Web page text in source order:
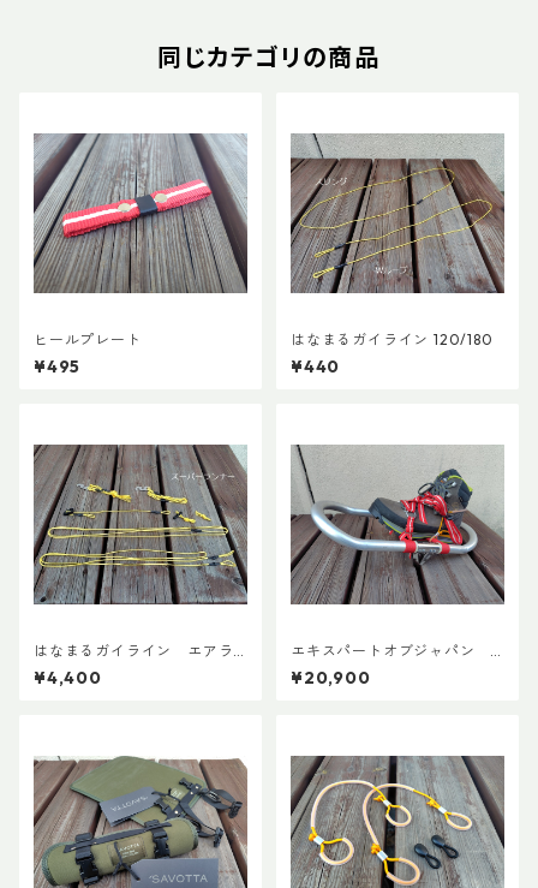
同じカテゴリの商品
ヒールプレート
¥495
はなまるガイライン 120/180
¥440
はなまるガイライン エアラ
イズ張り綱セット
¥4,400
エキスパートオブジャパン
スノーシューズL ADDカスタ
ムVer.5
¥20,900